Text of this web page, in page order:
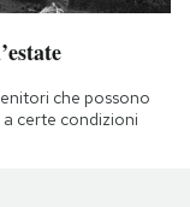
che possono
certe condizioni